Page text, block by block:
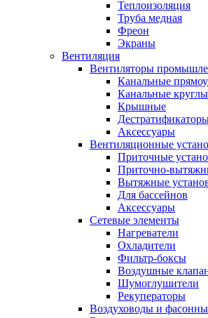
Теплоизоляция
Труба медная
Фреон
Экраны
Вентиляция
Вентиляторы
Канальные
Канальные
Крышные
Аксессуары
Вентиляционные
Приточные
Приточно-
Вытяжные
Для бассейнов
Аксессуары
Сетевые элементы
Нагреватели
Охладители
Фильтр-боксы
Воздушные
Шумоглушители
Рекуператоры
Воздуховоды и